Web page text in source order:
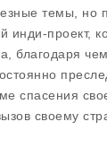
темы, но
инди-проект,
благодаря
спасения
своему